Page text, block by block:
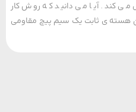
آیا می دانید که روش کار
ثابت یک سیم پیچ مقاومی